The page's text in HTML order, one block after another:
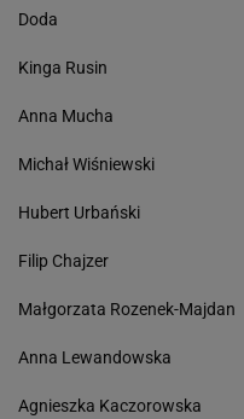
Doda
Kinga Rusin
Anna Mucha
Michał Wiśniewski
Hubert Urbański
Filip Chajzer
Małgorzata Rozenek-Majdan
Anna Lewandowska
Agnieszka Kaczorowska